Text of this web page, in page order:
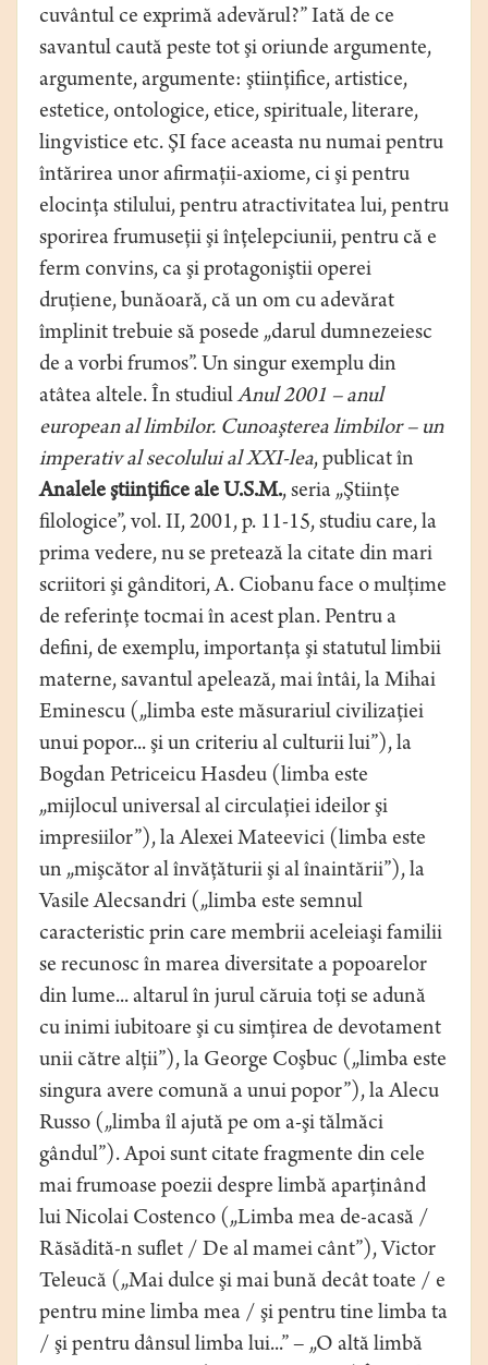
cuvântul ce exprimă adevărul?” Iată de ce
savantul caută peste tot şi oriunde argumente,
argumente, argumente: ştiinţifice, artistice,
estetice, ontologice, etice, spirituale, literare,
lingvistice etc. ŞI face aceasta nu numai pentru
întărirea unor afirmaţii-axiome, ci şi pentru
elocinţa stilului, pentru atractivitatea lui, pentru
sporirea frumuseţii şi înţelepciunii, pentru că e
ferm convins, ca şi protagoniştii operei
druţiene, bunăoară, că un om cu adevărat
împlinit trebuie să posede „darul dumnezeiesc
de a vorbi frumos”. Un singur exemplu din
atâtea altele. În studiulAnul 2001 – anul
european al limbilor. Cunoaşterea limbilor – un
imperativ al secolului al XXI-lea, publicat în
Analele ştiinţifice ale U.S.M., seria „Ştiinţe
filologice”, vol. II, 2001, p. 11-15, studiu care, la
prima vedere, nu se pretează la citate din mari
scriitori şi gânditori, A. Ciobanu face o mulţime
de referinţe tocmai în acest plan. Pentru a
defini, de exemplu, importanţa şi statutul limbii
materne, savantul apelează, mai întâi, la Mihai
Eminescu („limba este măsurariul civilizaţiei
unui popor... şi un criteriu al culturii lui”), la
Bogdan Petriceicu Hasdeu (limba este
„mijlocul universal al circulaţiei ideilor şi
impresiilor”), la Alexei Mateevici (limba este
un „mişcător al învăţăturii şi al înaintării”), la
Vasile Alecsandri („limba este semnul
caracteristic prin care membrii aceleiaşi familii
se recunosc în marea diversitate a popoarelor
din lume... altarul în jurul căruia toţi se adună
cu inimi iubitoare şi cu simţirea de devotament
unii către alţii”), la George Coşbuc („limba este
singura avere comună a unui popor”), la Alecu
Russo („limba îl ajută pe om a-şi tălmăci
gândul”). Apoi sunt citate fragmente din cele
mai frumoase poezii despre limbă aparţinând
lui Nicolai Costenco („Limba mea de-acasă /
Răsădită-n suflet / De al mamei cânt”), Victor
Teleucă („Mai dulce şi mai bună decât toate / e
pentru mine limba mea / şi pentru tine limba ta
/ şi pentru dânsul limba lui...” – „O altă limbă